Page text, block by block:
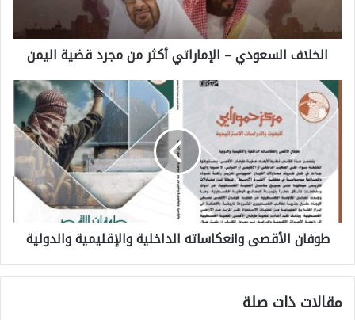
س
ل
الخلاف السعودي – الإماراتي أكثر من مجرد قضية اليمن
ط
ص
طوفان الأقصى وانعكاساته الداخلية والإقليمية والدولية
مقالات ذات صلة